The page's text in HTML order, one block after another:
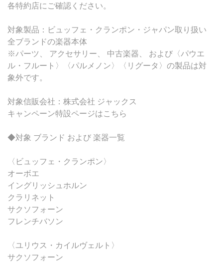
各特約店にご確認ください。
対象製品：ビュッフェ・クランポン・ジャパン取り扱い
全ブランドの楽器本体
※パーツ、 アクセサリー、 中古楽器、 および〈パウエ
ル・フルート〉〈パルメノン〉〈リグータ〉の製品は対
象外です。
対象信販会社：株式会社 ジャックス
キャンペーン特設ページはこちら
◆対象 ブランド および 楽器一覧
〈ビュッフェ・クランポン〉
オーボエ
イングリッシュホルン
クラリネット
サクソフォーン
フレンチバソン
〈ユリウス・カイルヴェルト〉
サクソフォーン